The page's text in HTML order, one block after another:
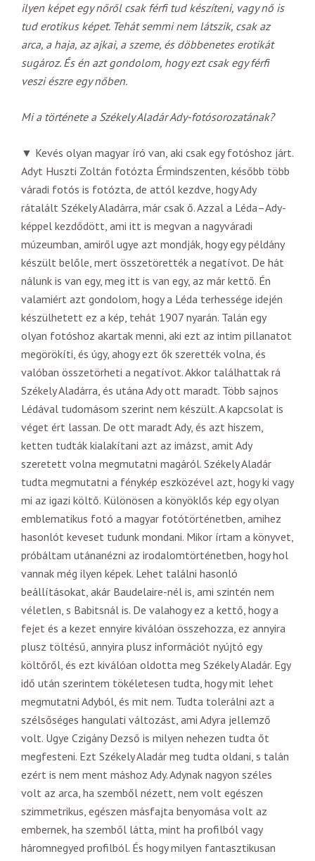
ilyen képet egy nőről csak férfi tud készíteni, vagy nő is
tud erotikus képet. Tehát semmi nem látszik, csak az
arca, a haja, az ajkai, a szeme, és döbbenetes erotikát
sugároz. És én azt gondolom, hogy ezt csak egy férfi
veszi észre egy nőben.
Mi a története a Székely Aladár Ady-fotósorozatának?
▼ Kevés olyan magyar író van, aki csak egy fotóshoz járt.
Adyt Huszti Zoltán fotózta Érmindszenten, később több
váradi fotós is fotózta, de attól kezdve, hogy Ady
rátalált Székely Aladárra, már csak ő. Azzal a Léda–Ady-
képpel kezdődött, ami itt is megvan a nagyváradi
múzeumban, amiről ugye azt mondják, hogy egy példány
készült belőle, mert összetörették a negatívot. De hát
nálunk is van egy, meg itt is van egy, az már kettő. Én
valamiért azt gondolom, hogy a Léda terhessége idején
készülhetett ez a kép, tehát 1907 nyarán. Talán egy
olyan fotóshoz akartak menni, aki ezt az intim pillanatot
megörökíti, és úgy, ahogy ezt ők szerették volna, és
valóban összetörheti a negatívot. Akkor találhattak rá
Székely Aladárra, és utána Ady ott maradt. Több sajnos
Lédával tudomásom szerint nem készült. A kapcsolat is
véget ért lassan. De ott maradt Ady, és azt hiszem,
ketten tudták kialakítani azt az imázst, amit Ady
szeretett volna megmutatni magáról. Székely Aladár
tudta megmutatni a fénykép eszközével azt, hogy ki vagy
mi az igazi költő. Különösen a könyöklős kép egy olyan
emblematikus fotó a magyar fotótörténetben, amihez
hasonlót keveset tudunk mondani. Mikor írtam a könyvet,
próbáltam utánanézni az irodalomtörténetben, hogy hol
vannak még ilyen képek. Lehet találni hasonló
beállításokat, akár Baudelaire-nél is, ami szintén nem
véletlen, s Babitsnál is. De valahogy ez a kettő, hogy a
fejet és a kezet ennyire kiválóan összehozza, ez annyira
plusz töltésű, annyira plusz információt nyújtó egy
költőről, és ezt kiválóan oldotta meg Székely Aladár. Egy
idő után szerintem tökéletesen tudta, hogy mit lehet
megmutatni Adyból, és mit nem. Tudta tolerálni azt a
szélsőséges hangulati változást, ami Adyra jellemző
volt. Ugye Czigány Dezső is milyen nehezen tudta őt
megfesteni. Ezt Székely Aladár meg tudta oldani, s talán
ezért is nem ment máshoz Ady. Adynak nagyon széles
volt az arca, ha szemből nézett, nem volt egészen
szimmetrikus, egészen másfajta benyomása volt az
embernek, ha szemből látta, mint ha profilból vagy
háromnegyed profilból. És hogy milyen fantasztikusan